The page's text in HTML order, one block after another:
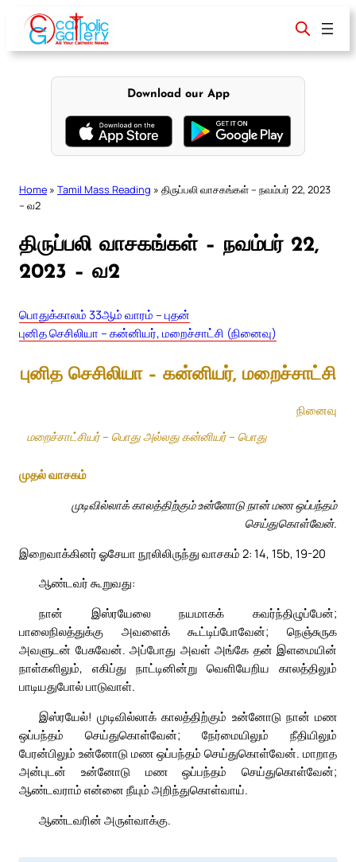
content
Download our App
Home » Tamil Mass Reading » திருப்பலி வாசகங்கள் – நவம்பர் 22, 2023
– வ2
திருப்பலி வாசகங்கள் – நவம்பர் 22,
2023 – வ2
பொதுக்காலம் 33ஆம் வாரம் – புதன்
புனித செசிலியா – கன்னியர், மறைச்சாட்சி (நினைவு)
புனித செசிலியா – கன்னியர், மறைச்சாட்சி
நினைவு
மறைச்சாட்சியர் – பொது அல்லது கன்னியர் – பொது
முதல் வாசகம்
முடிவில்லாக் காலத்திற்கும் உன்னோடு நான் மண ஒப்பந்தம்
செய்துகொள்வேன்.
இறைவாக்கினர் ஓசேயா நூலிலிருந்து வாசகம் 2: 14, 15b, 19-20
ஆண்டவர் கூறுவது:
நான் இஸ்ரயேலை நயமாகக் கவர்ந்திழுப்பேன்;
பாலைநிலத்துக்கு அவளைக் கூட்டிப்போவேன்; நெஞ்சுருக
அவளுடன் பேசுவேன். அப்போது அவள் அங்கே தன் இளமையின்
நாள்களிலும், எகிப்து நாட்டினின்று வெளியேறிய காலத்திலும்
பாடியதுபோல் பாடுவாள்.
இஸ்ரயேல்! முடிவில்லாக் காலத்திற்கும் உன்னோடு நான் மண
ஒப்பந்தம் செய்துகொள்வேன்; நேர்மையிலும் நீதியிலும்
பேரன்பிலும் உன்னோடு மண ஒப்பந்தம் செய்துகொள்வேன். மாறாத
அன்புடன் உன்னோடு மண ஒப்பந்தம் செய்துகொள்வேன்;
ஆண்டவராம் என்னை நீயும் அறிந்துகொள்வாய்.
ஆண்டவரின் அருள்வாக்கு.